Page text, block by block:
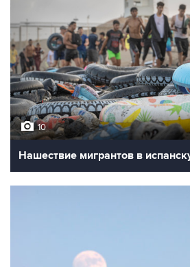
10
Нашествие мигрантов в